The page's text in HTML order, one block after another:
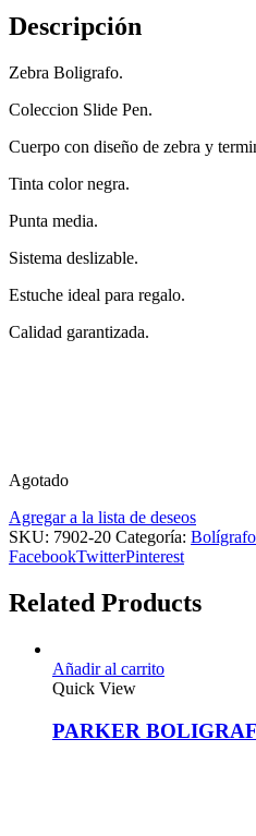
Descripción
Zebra Boligrafo.
Coleccion Slide Pen.
Cuerpo con diseño de zebra y
Tinta color negra.
Punta media.
Sistema deslizable.
Estuche ideal para regalo.
Calidad garantizada.
Agotado
Agregar a la lista de deseos
SKU: 7902-20 Categoría:
FacebookTwitterPinterest
Related Products
Añadir al carrito
Quick View
PARKER